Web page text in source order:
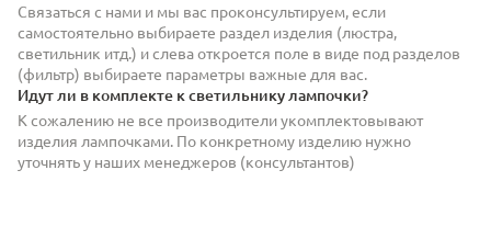
Связаться с нами и мы вас проконсультируем, если
самостоятельно выбираете раздел изделия (люстра,
светильник итд.) и слева откроется поле в виде под разделов
(фильтр) выбираете параметры важные для вас.
Идут ли в комплекте к светильнику лампочки?
К сожалению не все производители укомплектовывают
изделия лампочками. По конкретному изделию нужно
уточнять у наших менеджеров (консультантов)